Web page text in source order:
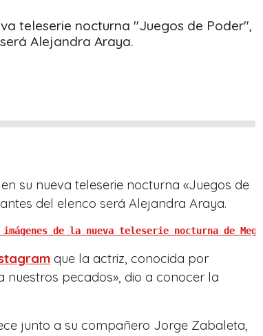
teleserie nocturna "Juegos de Poder",
Alejandra Araya.
su nueva teleserie nocturna «Juegos de
del elenco será Alejandra Araya.
de la nueva teleserie nocturna de Mega"
que la actriz, conocida por
nuestros pecados», dio a conocer la
junto a su compañero Jorge Zabaleta,